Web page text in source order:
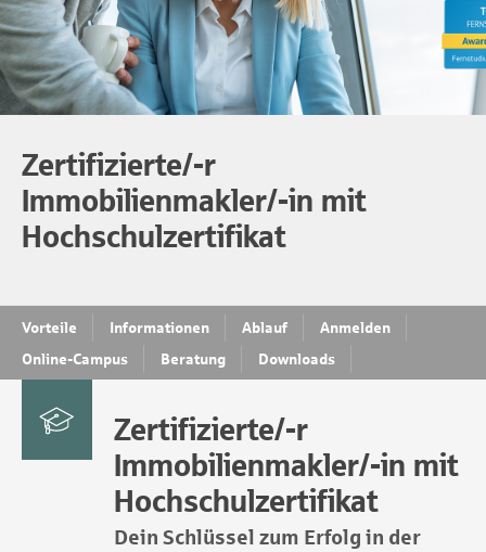
Zertifizierte/-r
Immobilienmakler/-in mit
Hochschulzertifikat
Vorteile Informationen Ablauf
Anmelden
Online-Campus
Beratung Downloads
Zertifizierte/-r
Immobilienmakler/-in mit
Hochschulzertifikat
Dein Schlüssel zum Erfolg in der